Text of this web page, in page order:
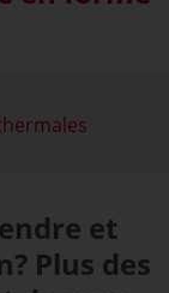
et
Plus des